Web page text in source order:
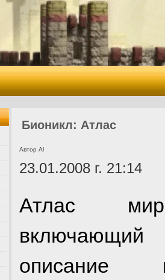
Бионикл: Aтлас
Автор Al
23.01.2008 г. 21:14
Атлас
описание